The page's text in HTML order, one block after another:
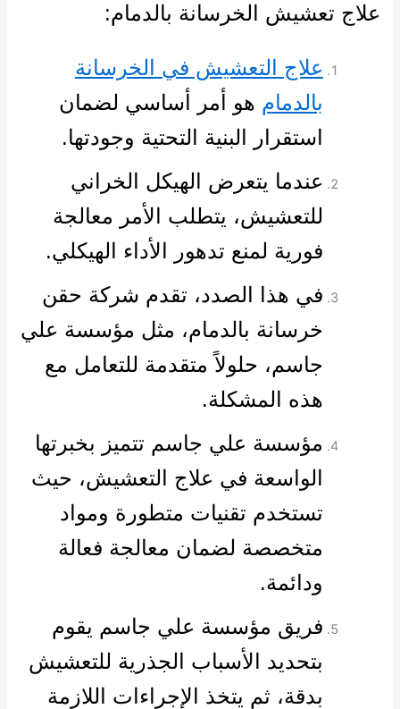
علاج تعشيش الخرسانة بالدمام:
علاج التعشيش في الخرسانة
بالدمام هو أمر أساسي لضمان
استقرار البنية التحتية وجودتها.
عندما يتعرض الهيكل الخراني
للتعشيش، يتطلب الأمر معالجة
فورية لمنع تدهور الأداء الهيكلي.
في هذا الصدد، تقدم شركة حقن
خرسانة بالدمام، مثل مؤسسة علي
جاسم، حلولاً متقدمة للتعامل مع
هذه المشكلة. ️
مؤسسة علي جاسم تتميز بخبرتها
الواسعة في علاج التعشيش، حيث
تستخدم تقنيات متطورة ومواد
متخصصة لضمان معالجة فعالة
ودائمة.
فريق مؤسسة علي جاسم يقوم
بتحديد الأسباب الجذرية للتعشيش
بدقة، ثم يتخذ الإجراءات اللازمة